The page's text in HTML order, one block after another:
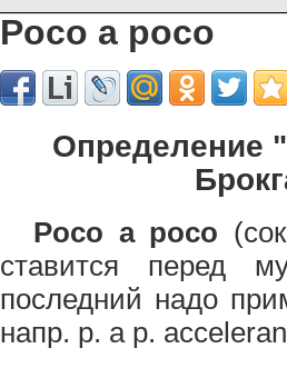
Poco a poco
Определение
Poco a poco
ставится перед
последний надо
напр. р. а р.